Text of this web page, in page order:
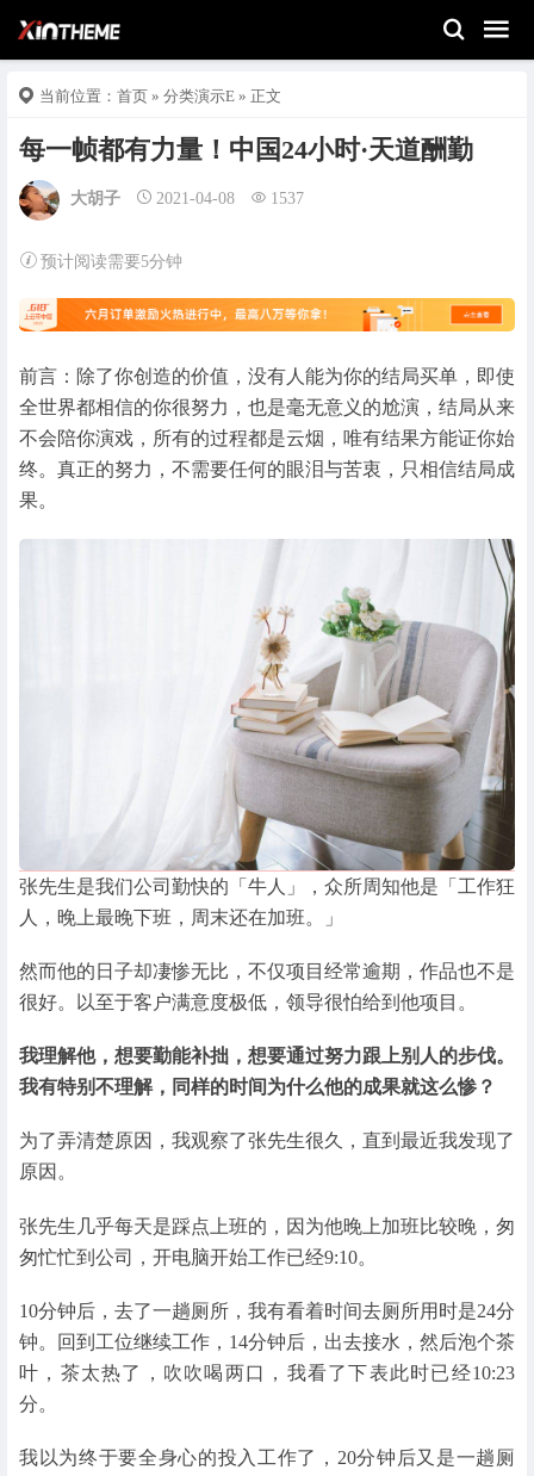
当前位置： 首页 » 分类演示E » 正文
每一帧都有力量！中国24小时·天道酬勤
大胡子 2021-04-08 1537
预计阅读需要5分钟
前言：除了你创造的价值，没有人能为你的结局买单，即使
全世界都相信的你很努力，也是毫无意义的尬演，结局从来
不会陪你演戏，所有的过程都是云烟，唯有结果方能证你始
终。真正的努力，不需要任何的眼泪与苦衷，只相信结局成
果。
张先生是我们公司勤快的「牛人」，众所周知他是「工作狂
人，晚上最晚下班，周末还在加班。」
然而他的日子却凄惨无比，不仅项目经常逾期，作品也不是
很好。以至于客户满意度极低，领导很怕给到他项目。
我理解他，想要勤能补拙，想要通过努力跟上别人的步伐。
我有特别不理解，同样的时间为什么他的成果就这么惨？
为了弄清楚原因，我观察了张先生很久，直到最近我发现了
原因。
张先生几乎每天是踩点上班的，因为他晚上加班比较晚，匆
匆忙忙到公司，开电脑开始工作已经9:10。
10分钟后，去了一趟厕所，我有看着时间去厕所用时是24分
钟。回到工位继续工作，14分钟后，出去接水，然后泡个茶
叶，茶太热了，吹吹喝两口，我看了下表此时已经10:23
分。
我以为终于要全身心的投入工作了，20分钟后又是一趟厕